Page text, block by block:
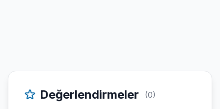
Değerlendirmeler (0)